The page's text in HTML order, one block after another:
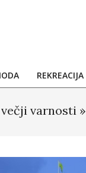
REKREACIJA
varnosti »